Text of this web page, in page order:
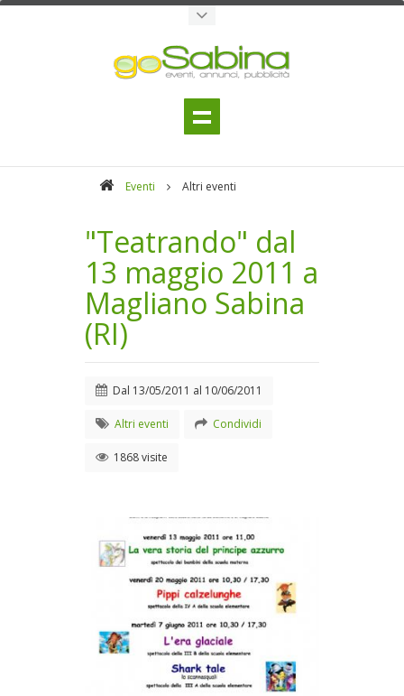
Eventi Altri eventi
"Teatrando" dal
13 maggio 2011 a
Magliano Sabina
(RI)
Dal 13/05/2011 al 10/06/2011
Altri eventi Condividi
1868 visite